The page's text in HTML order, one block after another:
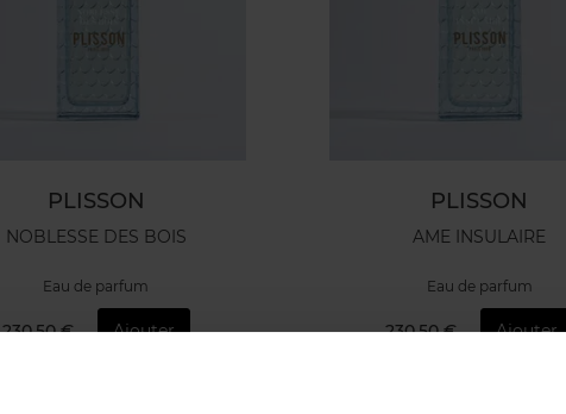
PLISSON
NOBLESSE DES BOIS
Eau de parfum
230,50 € Ajouter
PLISSON
AME INSULAIRE
Eau de parfum
230,50 € Ajouter